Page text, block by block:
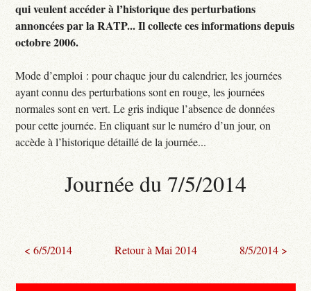
qui veulent accéder à l’historique des perturbations
annoncées par la RATP... Il collecte ces informations depuis
octobre 2006.
Mode d’emploi : pour chaque jour du calendrier, les journées
ayant connu des perturbations sont en rouge, les journées
normales sont en vert. Le gris indique l’absence de données
pour cette journée. En cliquant sur le numéro d’un jour, on
accède à l’historique détaillé de la journée...
Journée du 7/5/2014
< 6/5/2014 Retour à Mai 2014 8/5/2014 >